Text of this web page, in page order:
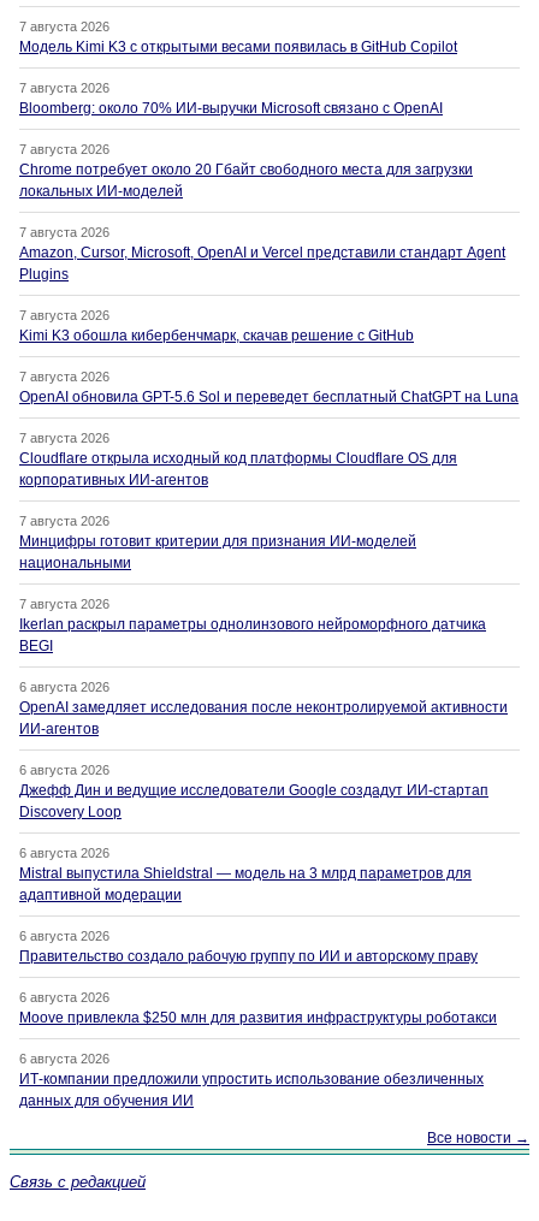
7 августа 2026
Модель Kimi K3 с открытыми весами появилась в GitHub Copilot
7 августа 2026
Bloomberg: около 70% ИИ-выручки Microsoft связано с OpenAI
7 августа 2026
Chrome потребует около 20 Гбайт свободного места для загрузки
локальных ИИ-моделей
7 августа 2026
Amazon, Cursor, Microsoft, OpenAI и Vercel представили стандарт Agent
Plugins
7 августа 2026
Kimi K3 обошла кибербенчмарк, скачав решение с GitHub
7 августа 2026
OpenAI обновила GPT-5.6 Sol и переведет бесплатный ChatGPT на Luna
7 августа 2026
Cloudflare открыла исходный код платформы Cloudflare OS для
корпоративных ИИ-агентов
7 августа 2026
Минцифры готовит критерии для признания ИИ-моделей
национальными
7 августа 2026
Ikerlan раскрыл параметры однолинзового нейроморфного датчика
BEGI
6 августа 2026
OpenAI замедляет исследования после неконтролируемой активности
ИИ-агентов
6 августа 2026
Джефф Дин и ведущие исследователи Google создадут ИИ-стартап
Discovery Loop
6 августа 2026
Mistral выпустила Shieldstral — модель на 3 млрд параметров для
адаптивной модерации
6 августа 2026
Правительство создало рабочую группу по ИИ и авторскому праву
6 августа 2026
Moove привлекла $250 млн для развития инфраструктуры роботакси
6 августа 2026
ИТ-компании предложили упростить использование обезличенных
данных для обучения ИИ
Все новости →
Связь с редакцией